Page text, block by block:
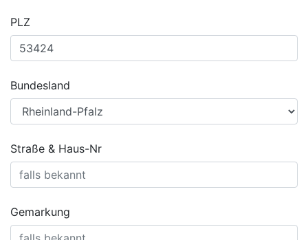
PLZ
Bundesland
Straße & Haus-Nr
Gemarkung